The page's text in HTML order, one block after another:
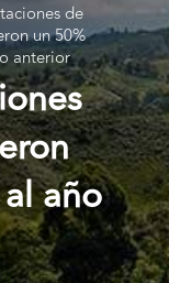
de
un 50%
anterior
año